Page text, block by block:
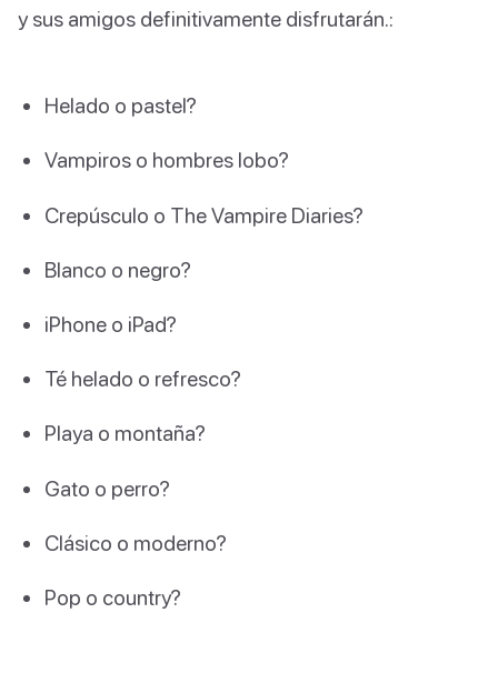
y sus amigos definitivamente disfrutarán.:
Helado o pastel?
Vampiros o hombres lobo?
Crepúsculo o The Vampire Diaries?
Blanco o negro?
iPhone o iPad?
Té helado o refresco?
Playa o montaña?
Gato o perro?
Clásico o moderno?
Pop o country?